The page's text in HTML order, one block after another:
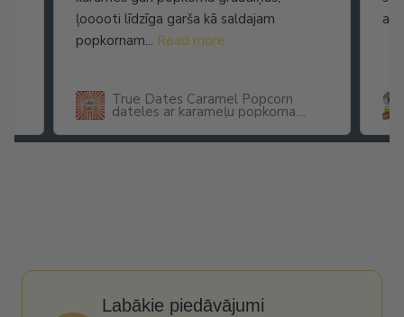
ļooooti līdzīga garša kā saldajam
popkornam... Read more
True Dates Caramel Popcorn
dateles ar karameļu popkorna
arī
Labākie piedāvājumi